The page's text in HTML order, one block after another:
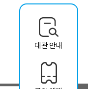
대관 안내